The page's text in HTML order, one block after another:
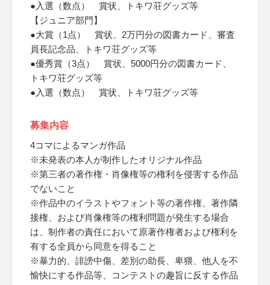
●入選（数点） 賞状、トキワ荘グッズ等
【ジュニア部門】
●大賞（1点） 賞状、2万円分の図書カード、審査
員長記念品、トキワ荘グッズ等
●優秀賞（3点） 賞状、5000円分の図書カード、
トキワ荘グッズ等
●入選（数点） 賞状、トキワ荘グッズ等
募集内容
4コマによるマンガ作品
※未発表の本人が制作したオリジナル作品
※第三者の著作権・肖像権等の権利を侵害する作品
でないこと
※作品中のイラストやフォント等の著作権、著作隣
接権、および肖像権等の権利問題が発生する場合
は、制作者の責任において原著作権者および権利を
有する全員から同意を得ること
※暴力的、誹謗中傷、差別の助長、卑猥、他人を不
愉快にする作品等、コンテストの趣旨に反する作品